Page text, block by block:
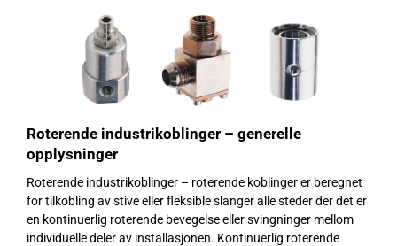
Roterende industrikoblinger – generelle
opplysninger
Roterende industrikoblinger – roterende koblinger er beregnet
for tilkobling av stive eller fleksible slanger alle steder der det er
en kontinuerlig roterende bevegelse eller svingninger mellom
individuelle deler av installasjonen. Kontinuerlig roterende